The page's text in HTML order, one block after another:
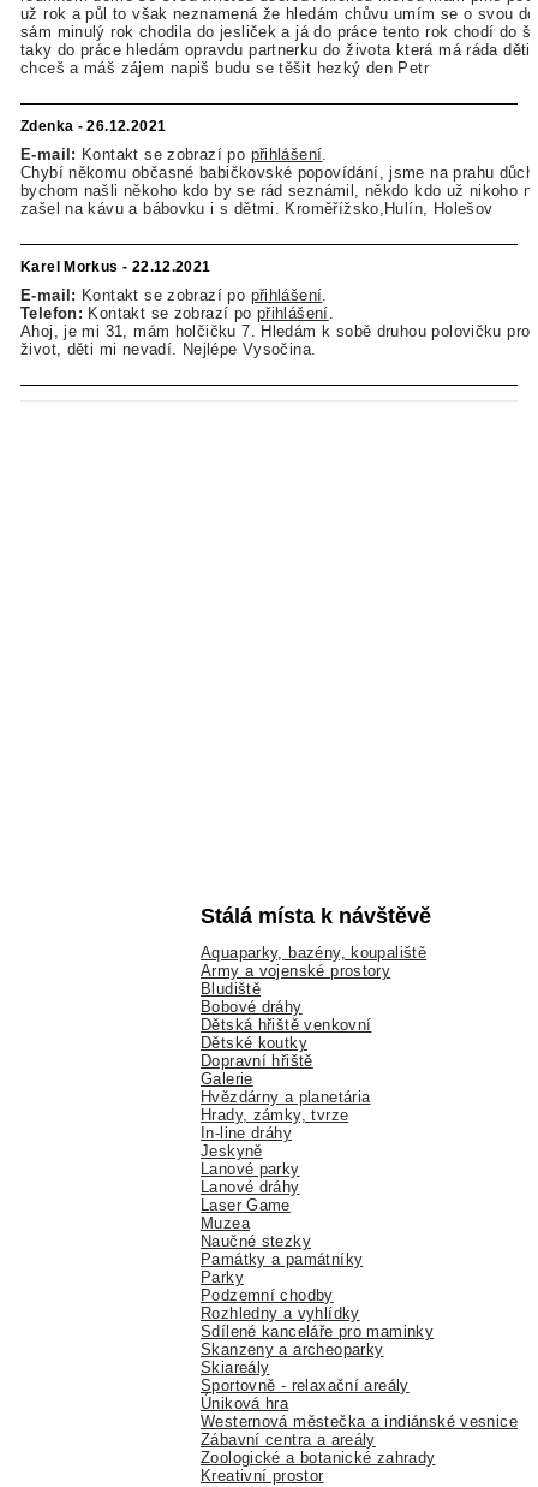
už rok a půl to však neznamená že hledám chůvu umím se o svou
sám minulý rok chodila do jesliček a já do práce tento rok chodí do
taky do práce hledám opravdu partnerku do života která má ráda děti
chceš a máš zájem napiš budu se těšit hezký den Petr
Zdenka - 26.12.2021
E-mail: Kontakt se zobrazí po přihlášení
Chybí někomu občasné babičkovské popovídání, jsme na prahu
bychom našli někoho kdo by se rád seznámil, někdo kdo už nikoho
zašel na kávu a bábovku i s dětmi. Kroměřížsko,Hulín, Holešov
Karel Morkus - 22.12.2021
E-mail: Kontakt se zobrazí po přihlášení
Telefon: Kontakt se zobrazí po přihlášení
Ahoj, je mi 31, mám holčičku 7. Hledám k sobě druhou polovičku pro
život, děti mi nevadí. Nejlépe Vysočina.
Stálá místa k návštěvě
Aquaparky, bazény, koupaliště
Army a vojenské prostory
Bludiště
Bobové dráhy
Dětská hřiště venkovní
Dětské koutky
Dopravní hřiště
Galerie
Hvězdárny a planetária
Hrady, zámky, tvrze
In-line dráhy
Jeskyně
Lanové parky
Lanové dráhy
Laser Game
Muzea
Naučné stezky
Památky a památníky
Parky
Podzemní chodby
Rozhledny a vyhlídky
Sdílené kanceláře pro maminky
Skanzeny a archeoparky
Skiareály
Sportovně - relaxační areály
Úniková hra
Westernová městečka a indiánské vesnice
Zábavní centra a areály
Zoologické a botanické zahrady
Kreativní prostor